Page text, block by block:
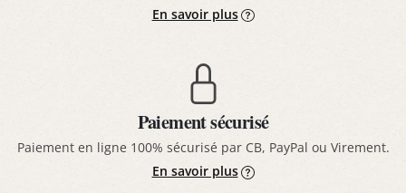
En savoir plus
Paiement sécurisé
Paiement en ligne 100% sécurisé par CB, PayPal ou Virement.
En savoir plus